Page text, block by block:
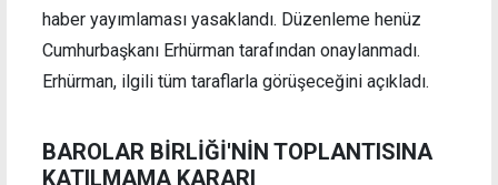
haber yayımlaması yasaklandı. Düzenleme henüz
Cumhurbaşkanı Erhürman tarafından onaylanmadı.
Erhürman, ilgili tüm taraflarla görüşeceğini açıkladı.
BAROLAR BİRLİĞİ'NİN TOPLANTISINA
KATILMAMA KARARI